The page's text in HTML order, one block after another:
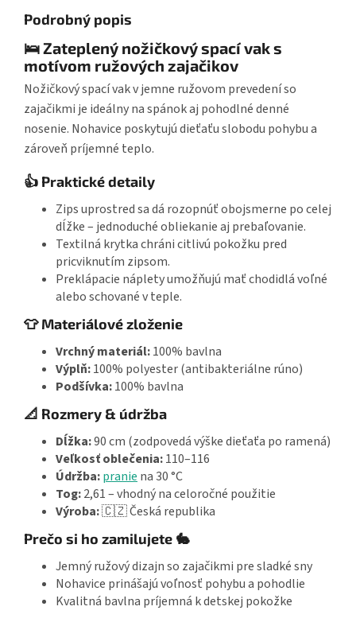
Podrobný popis
🛌 Zateplený nožičkový spací vak s
motívom ružových zajačikov
Nožičkový spací vak v jemne ružovom prevedení so
zajačikmi je ideálny na spánok aj pohodlné denné
nosenie. Nohavice poskytujú dieťaťu slobodu pohybu a
zároveň príjemné teplo.
👍 Praktické detaily
Zips uprostred sa dá rozopnúť obojsmerne po celej
dĺžke – jednoduché obliekanie aj prebaľovanie.
Textilná krytka chráni citlivú pokožku pred
pricviknutím zipsom.
Preklápacie náplety umožňujú mať chodidlá voľné
alebo schované v teple.
👕 Materiálové zloženie
Vrchný materiál:100% bavlna
Výplň:100% polyester (antibakteriálne rúno)
Podšívka:100% bavlna
📐 Rozmery & údržba
Dĺžka:90 cm (zodpovedá výške dieťaťa po ramená)
Veľkosť oblečenia:110–116
Údržba:pranie na 30 °C
Tog:2,61 – vhodný na celoročné použitie
Výroba:🇨🇿 Česká republika
Prečo si ho zamilujete 🐇
Jemný ružový dizajn so zajačikmi pre sladké sny
Nohavice prinášajú voľnosť pohybu a pohodlie
Kvalitná bavlna príjemná k detskej pokožke